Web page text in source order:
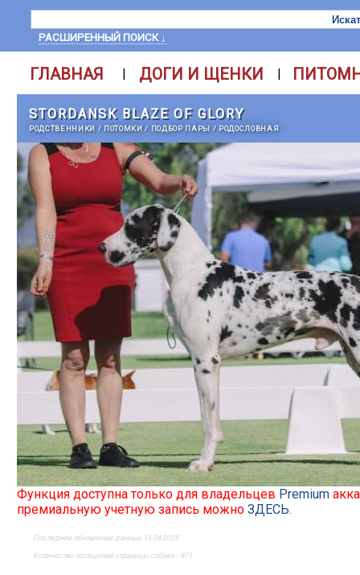
РАСШИРЕННЫЙ ПОИСК ↓
ГЛАВНАЯ | ДОГИ И ЩЕНКИ |
STORDANSK BLAZE OF GLORY
РОДСТВЕННИКИ / ПОТОМКИ/ ПОДБОР ПАРЫ / РОДОСЛОВНАЯ
Функция доступна только для владельцев Premium
премиальную учетную запись можно ЗДЕСЬ.
Последнее обновление данных 15.04.2025
Количество посещений страницы собаки - 971